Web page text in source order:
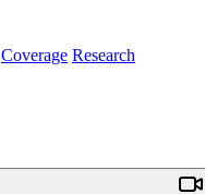
Coverage Research